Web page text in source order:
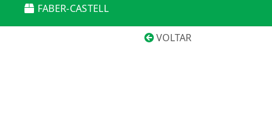
FABER-CASTELL
VOLTAR